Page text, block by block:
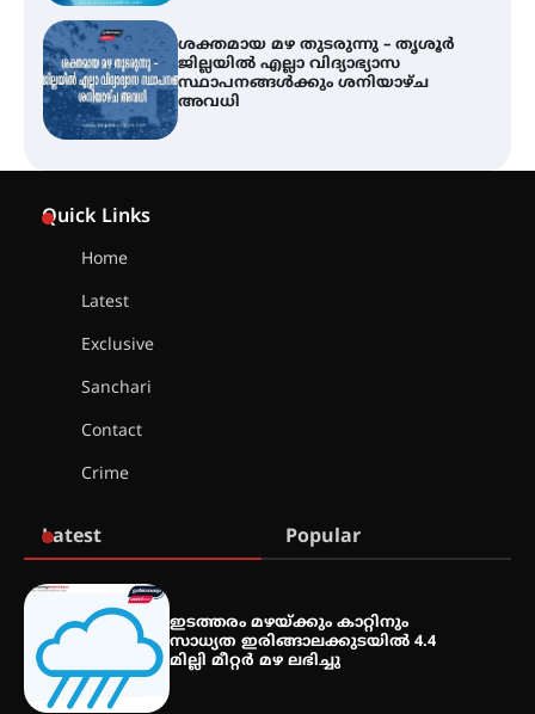
ശക്തമായ മഴ തുടരുന്നു – തൃശൂർ
ജില്ലയിൽ എല്ലാ വിദ്യാഭ്യാസ
സ്ഥാപനങ്ങൾക്കും ശനിയാഴ്ച
അവധി
എസ് എൻ ഹയർ സെക്കൻഡറി
വിദ്യാർത്ഥികൾ
Quick Links
Home
Latest
Exclusive
Sanchari
Contact
Crime
Latest Popular
ഇടത്തരം മഴയ്ക്കും കാറ്റിനും
സാധ്യത ഇരിങ്ങാലക്കുടയിൽ 4.4
മില്ലി മീറ്റർ മഴ ലഭിച്ചു